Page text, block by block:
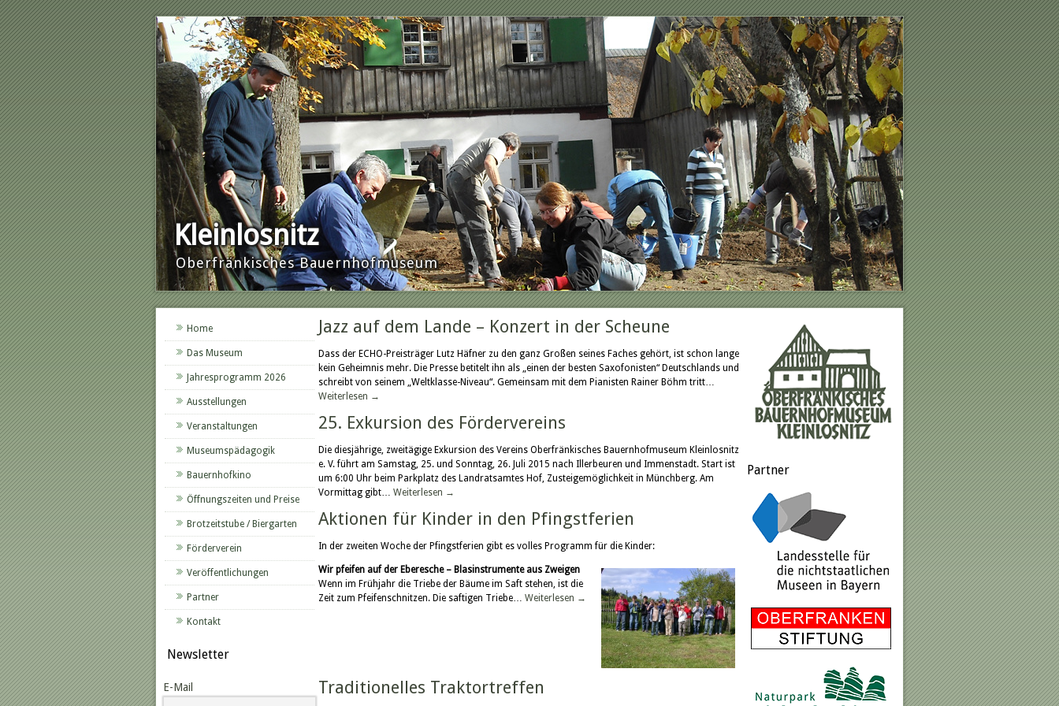
Kleinlosnitz
Oberfränkisches Bauernhofmuseum
Home
Das Museum
Jahresprogramm 2026
Ausstellungen
Veranstaltungen
Museumspädagogik
Bauernhofkino
Öffnungszeiten und Preise
Brotzeitstube / Biergarten
Förderverein
Veröffentlichungen
Partner
Kontakt
Newsletter
E-Mail
Jazz auf dem Lande – Konzert in der Scheune
Dass der ECHO-Preisträger Lutz Häfner zu den ganz Großen seines Faches gehört, ist schon lange
kein Geheimnis mehr. Die Presse betitelt ihn als „einen der besten Saxofonisten“ Deutschlands und
schreibt von seinem „Weltklasse-Niveau“. Gemeinsam mit dem Pianisten Rainer Böhm tritt…
Weiterlesen →
25. Exkursion des Fördervereins
Die diesjährige, zweitägige Exkursion des Vereins Oberfränkisches Bauernhofmuseum Kleinlosnitz
e. V. führt am Samstag, 25. und Sonntag, 26. Juli 2015 nach Illerbeuren und Immenstadt. Start ist
um 6:00 Uhr beim Parkplatz des Landratsamtes Hof, Zusteigemöglichkeit in Münchberg. Am
Vormittag gibt… Weiterlesen →
Aktionen für Kinder in den Pfingstferien
In der zweiten Woche der Pfingstferien gibt es volles Programm für die Kinder:
Wir pfeifen auf der Eberesche – Blasinstrumente aus Zweigen
Wenn im Frühjahr die Triebe der Bäume im Saft stehen, ist die
Zeit zum Pfeifenschnitzen. Die saftigen Triebe… Weiterlesen →
Traditionelles Traktortreffen
Partner